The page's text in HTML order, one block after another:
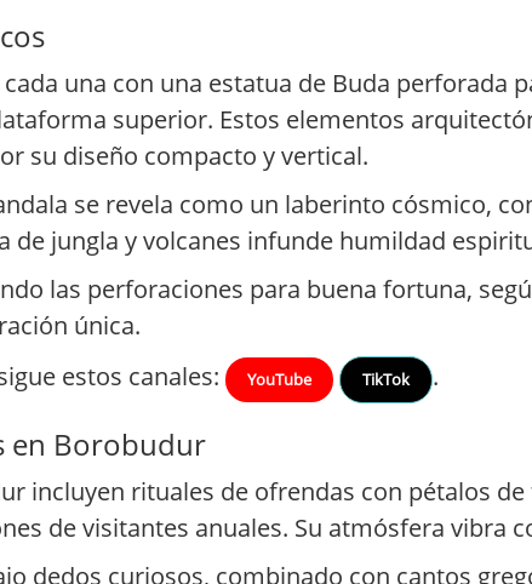
una con una estatua de Buda perforada
superior. Estos elementos
su diseño compacto y vertical.
se revela como un laberinto cósmico,
de jungla y volcanes infunde humildad
las perforaciones para buena fortuna,
única.
estos canales:
YouTube TikTok .
en Borobudur
incluyen rituales de ofrendas con pétalos
de visitantes anuales. Su atmósfera vibra
dedos curiosos, combinado con cantos